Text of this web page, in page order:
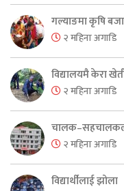
गल्याङमा कृषि
२ महिना अगाडि
विद्यालयमै केरा खेती
२ महिना अगाडि
२ महिना अगाडि
विद्यार्थीलाई झोला